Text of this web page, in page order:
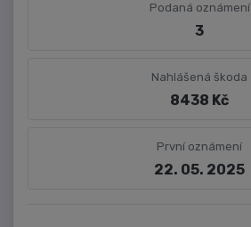
Podaná oznámení
3
Nahlášená škoda
8438 Kč
První oznámení
22. 05. 2025